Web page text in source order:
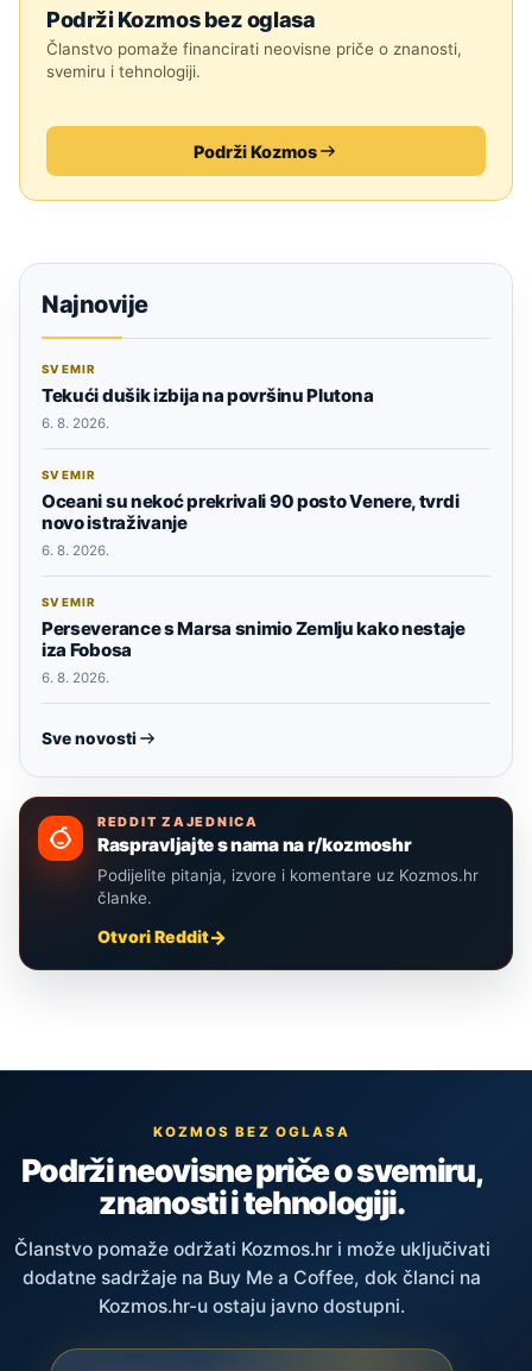
Podrži Kozmos bez oglasa
Članstvo pomaže financirati neovisne priče o znanosti,
svemiru i tehnologiji.
Podrži Kozmos
Najnovije
SVEMIR
Tekući dušik izbija na površinu Plutona
6. 8. 2026.
SVEMIR
Oceani su nekoć prekrivali 90 posto Venere, tvrdi
novo istraživanje
6. 8. 2026.
SVEMIR
Perseverance s Marsa snimio Zemlju kako nestaje
iza Fobosa
6. 8. 2026.
Sve novosti
REDDIT ZAJEDNICA
Raspravljajte s nama na r/kozmoshr
Podijelite pitanja, izvore i komentare uz Kozmos.hr
članke.
Otvori Reddit
KOZMOS BEZ OGLASA
Podrži neovisne priče o svemiru,
znanosti i tehnologiji.
Članstvo pomaže održati Kozmos.hr i može uključivati
dodatne sadržaje na Buy Me a Coffee, dok članci na
Kozmos.hr-u ostaju javno dostupni.